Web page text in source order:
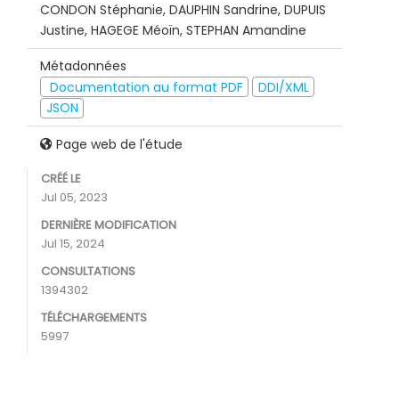
CONDON Stéphanie, DAUPHIN Sandrine, DUPUIS
Justine, HAGEGE Méoïn, STEPHAN Amandine
Métadonnées
Documentation au format PDF
DDI/XML
JSON
Page web de l'étude
CRÉÉ LE
Jul 05, 2023
DERNIÈRE MODIFICATION
Jul 15, 2024
CONSULTATIONS
1394302
TÉLÉCHARGEMENTS
5997